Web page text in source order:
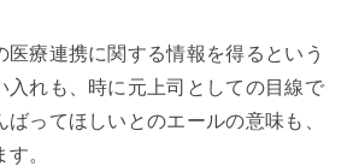
医療連携に関する情報を得るという
入れも、時に元上司としての目線で
ってほしいとのエールの意味も、
。